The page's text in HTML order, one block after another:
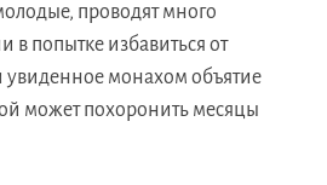
проводят много
в попытке избавиться от
увиденное монахом объятие
может похоронить месяцы